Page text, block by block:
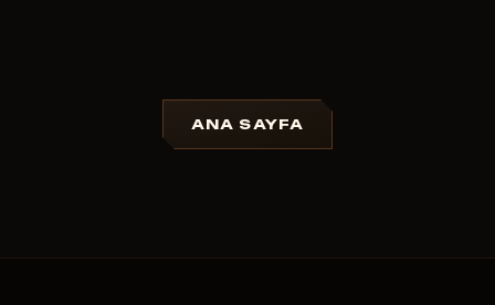
ANA SAYFA